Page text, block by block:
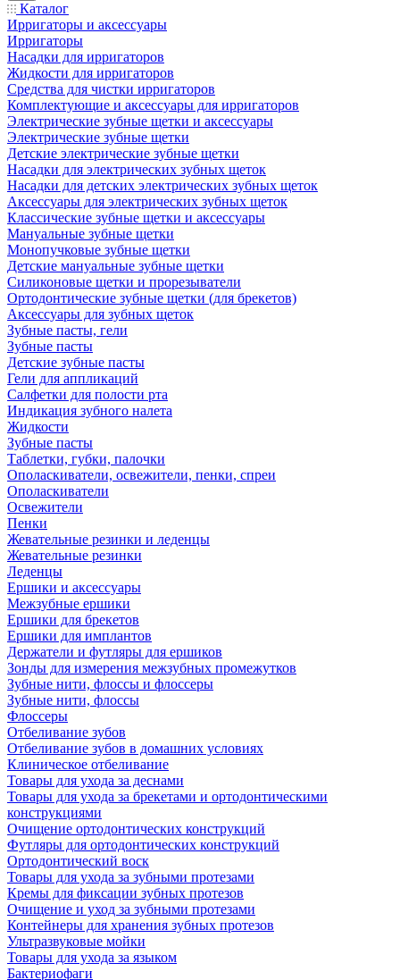
Каталог
Ирригаторы и аксессуары
Ирригаторы
Насадки для ирригаторов
Жидкости для ирригаторов
Средства для чистки ирригаторов
Комплектующие и аксессуары для ирригаторов
Электрические зубные щетки и аксессуары
Электрические зубные щетки
Детские электрические зубные щетки
Насадки для электрических зубных щеток
Насадки для детских электрических зубных щеток
Аксессуары для электрических зубных щеток
Классические зубные щетки и аксессуары
Мануальные зубные щетки
Монопучковые зубные щетки
Детские мануальные зубные щетки
Силиконовые щетки и прорезыватели
Ортодонтические зубные щетки (для брекетов)
Аксессуары для зубных щеток
Зубные пасты, гели
Зубные пасты
Детские зубные пасты
Гели для аппликаций
Салфетки для полости рта
Индикация зубного налета
Жидкости
Зубные пасты
Таблетки, губки, палочки
Ополаскиватели, освежители, пенки, спреи
Ополаскиватели
Освежители
Пенки
Жевательные резинки и леденцы
Жевательные резинки
Леденцы
Ершики и аксессуары
Межзубные ершики
Ершики для брекетов
Ершики для имплантов
Держатели и футляры для ершиков
Зонды для измерения межзубных промежутков
Зубные нити, флоссы и флоссеры
Зубные нити, флоссы
Флоссеры
Отбеливание зубов
Отбеливание зубов в домашних условиях
Клиническое отбеливание
Товары для ухода за деснами
Товары для ухода за брекетами и ортодонтическими
конструкциями
Очищение ортодонтических конструкций
Футляры для ортодонтических конструкций
Ортодонтический воск
Товары для ухода за зубными протезами
Кремы для фиксации зубных протезов
Очищение и уход за зубными протезами
Контейнеры для хранения зубных протезов
Ультразвуковые мойки
Товары для ухода за языком
Бактериофаги